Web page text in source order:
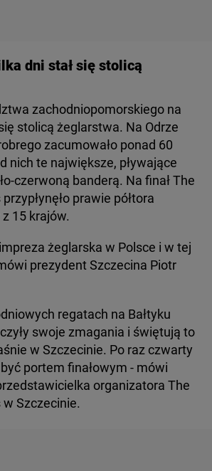
dni stał się stolicą
zachodniopomorskiego na
stolicą żeglarstwa. Na Odrze
zacumowało ponad 60
nich te największe, pływające
czerwoną banderą. Na finał The
prawie półtora
15 krajów.
żeglarska w Polsce i w tej
prezydent Szczecina Piotr
regatach na Bałtyku
swoje zmagania i świętują to
w Szczecinie. Po raz czwarty
portem finałowym - mówi
organizatora The
w Szczecinie.